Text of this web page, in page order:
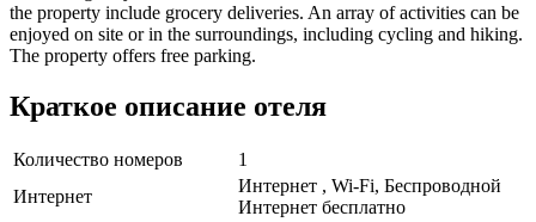
the property include grocery deliveries. An array of activities can be
enjoyed on site or in the surroundings, including cycling and hiking.
The property offers free parking.
Краткое описание отеля
Количество номеров
1
Интернет
Интернет , Wi-Fi, Беспроводной
Интернет бесплатно